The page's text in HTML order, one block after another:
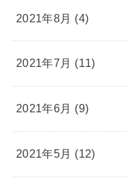
2021年8月 (4)
2021年7月 (11)
2021年6月 (9)
2021年5月 (12)